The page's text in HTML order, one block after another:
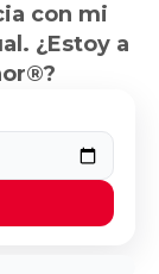
con mi
¿Estoy a